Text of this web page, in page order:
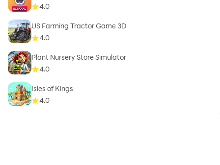
4.0
US Farming Tractor Game 3D
4.0
Plant Nursery Store Simulator
4.0
Isles of Kings
4.0